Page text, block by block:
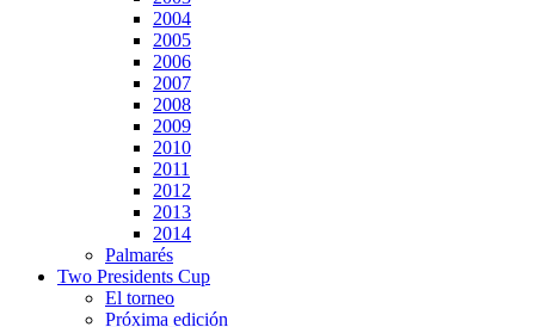
2004
2005
2006
2007
2008
2009
2010
2011
2012
2013
2014
Palmarés
Two Presidents Cup
El torneo
Próxima edición